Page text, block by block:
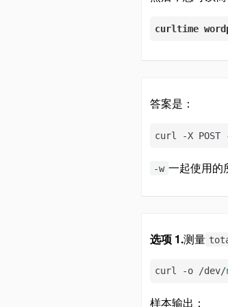
curltime
答案是：
curl -X
-w 一起使用的
选项 1.测量
curl -o /dev/
样本输出：